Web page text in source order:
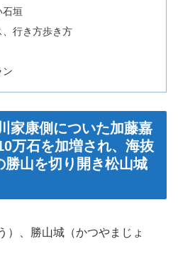
石垣
行き方歩き方
ン
家康側についた加藤嘉
万石を加増され、海抜
山を切り開き松山城
）、勝山城（かつやまじょ